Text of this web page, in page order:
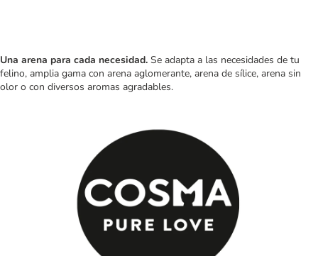
Una arena para cada necesidad. Se adapta a las necesidades de tu
felino, amplia gama con arena aglomerante, arena de sílice, arena sin
olor o con diversos aromas agradables.